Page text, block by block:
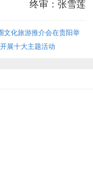
终审：张雪莲
文化旅游推介会在贵阳举
展十大主题活动